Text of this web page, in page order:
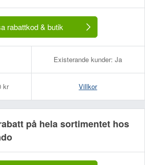
rabattkod & butik
Existerande kunder: Ja
kr Villkor
på hela sortimentet hos